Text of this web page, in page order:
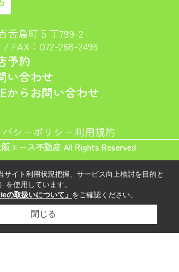
舌鳥町５丁799-2
/ FAX：072-268-2496
予約
い合わせ
からお問い合わせ
バシーポリシー利用規約
エース不動産 All Rights Reserved.
サイト利用状況把握、サービス向上検討を目的と
を使用しています。
の取扱いについて」 をご確認ください。
閉じる